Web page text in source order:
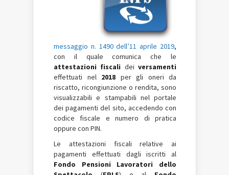
messaggio n. 1490 dell’11 aprile 2019,
con il quale comunica che le
attestazioni fiscali deiversamenti
effettuati nel 2018 per gli oneri da
riscatto, ricongiunzione o rendita, sono
visualizzabili e stampabili nel portale
dei pagamenti del sito, accedendo con
codice fiscale e numero di pratica
oppure con PIN.
Le attestazioni fiscali relative ai
pagamenti effettuati dagli iscritti al
Fondo Pensioni Lavoratori dello